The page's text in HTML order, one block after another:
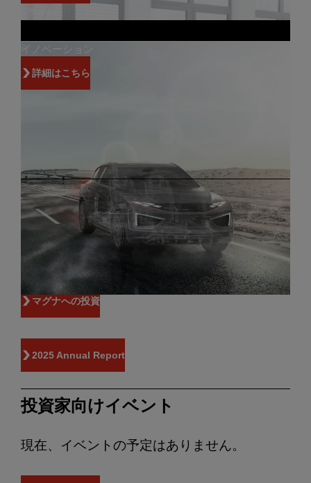
イノベーション
詳細はこちら
投資家
革新と世界クラスの製造は、人々がマグナに投
資する理由の一部に過ぎません。
マグナへの投資
2025 Annual Report
投資家向けイベント
現在、イベントの予定はありません。